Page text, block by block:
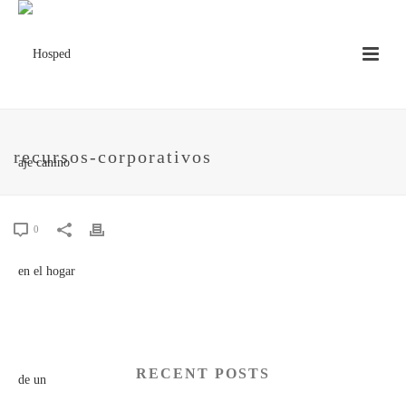
recursos-corporativos
0
RECENT POSTS